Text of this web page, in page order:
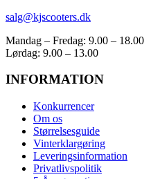
salg@kjscooters.dk
Mandag – Fredag: 9.00 – 18.00
Lørdag: 9.00 – 13.00
INFORMATION
Konkurrencer
Om os
Størrelsesguide
Vinterklargøring
Leveringsinformation
Privatlivspolitik